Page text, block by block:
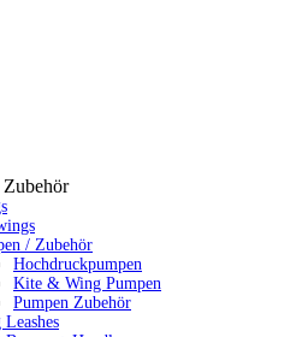
/ Zubehör
Hochdruckpumpen
Kite & Wing Pumpen
Pumpen Zubehör